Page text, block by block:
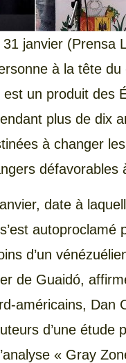
janvier (Prensa
à la tête du
est un produit des
plus de dix
à changer
défavorables
date à
autoproclamé
d’un
de Guaidó,
américains, Dan
d’une étude
« Gray